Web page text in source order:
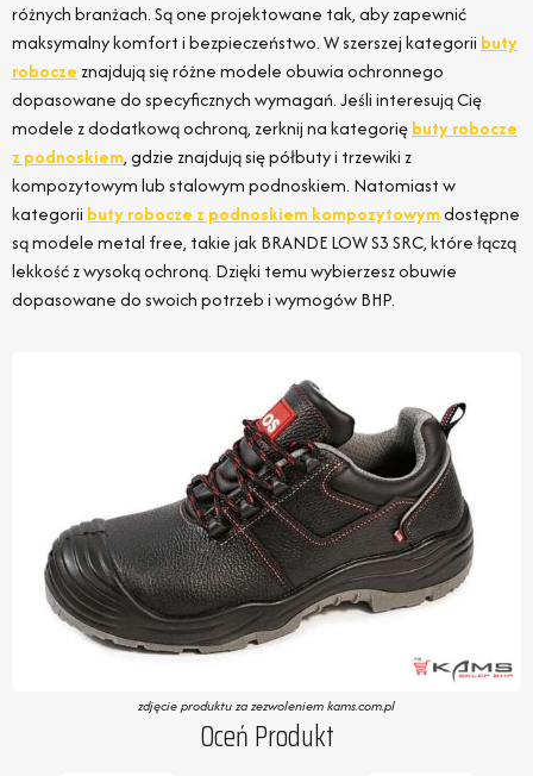
różnych branżach. Są one projektowane tak, aby zapewnić
maksymalny komfort i bezpieczeństwo. W szerszej kategorii buty
robocze znajdują się różne modele obuwia ochronnego
dopasowane do specyficznych wymagań. Jeśli interesują Cię
modele z dodatkową ochroną, zerknij na kategoriębuty robocze
z podnoskiem, gdzie znajdują się półbuty i trzewiki z
kompozytowym lub stalowym podnoskiem. Natomiast w
kategorii buty robocze z podnoskiem kompozytowymdostępne
są modele metal free, takie jak BRANDE LOW S3 SRC, które łączą
lekkość z wysoką ochroną. Dzięki temu wybierzesz obuwie
dopasowane do swoich potrzeb i wymogów BHP.
zdjęcie produktu za zezwoleniem kams.com.pl
Oceń Produkt